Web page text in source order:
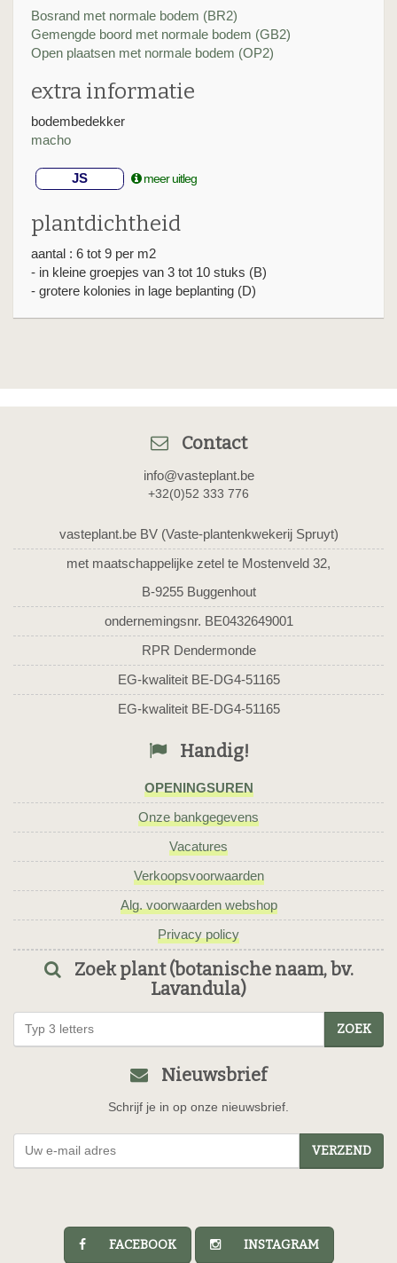
Bosrand met normale bodem (BR2)
Gemengde boord met normale bodem (GB2)
Open plaatsen met normale bodem (OP2)
extra informatie
bodembedekker
macho
JS meer uitleg
plantdichtheid
aantal : 6 tot 9 per m2
- in kleine groepjes van 3 tot 10 stuks (B)
- grotere kolonies in lage beplanting (D)
Contact
info@vasteplant.be
+32(0)52 333 776
vasteplant.be BV (Vaste-plantenkwekerij Spruyt)
met maatschappelijke zetel te Mostenveld 32,
B-9255 Buggenhout
ondernemingsnr. BE0432649001
RPR Dendermonde
EG-kwaliteit BE-DG4-51165
EG-kwaliteit BE-DG4-51165
Handig!
OPENINGSUREN
Onze bankgegevens
Vacatures
Verkoopsvoorwaarden
Alg. voorwaarden webshop
Privacy policy
Zoek plant (botanische naam, bv.
Lavandula)
ZOEK
Nieuwsbrief
Schrijf je in op onze nieuwsbrief.
VERZEND
FACEBOOK INSTAGRAM